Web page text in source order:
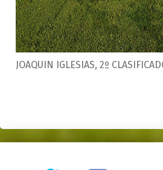
JOAQUIN IGLESIAS, 2º